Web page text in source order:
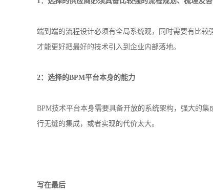
端到端的流程设计必须有全局系统观，同时需要有比
才能更好把最好的技术引入到企业内部落地。
2：选择的BPM平台本身的能力
BPM技术平台本身需要具备开放的系统架构，强大的
行无缝的集成，或者实现的代价太大。
写在最后